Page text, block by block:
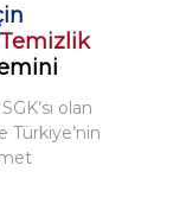
olan
Türkiye’nin